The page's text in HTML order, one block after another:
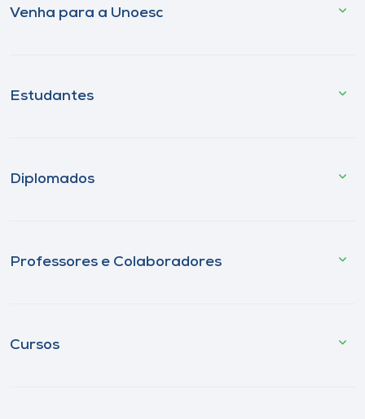
Venha para a Unoesc
Estudantes
Diplomados
Professores e Colaboradores
Cursos